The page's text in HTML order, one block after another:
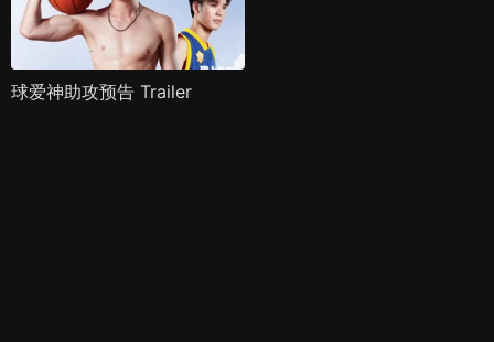
球爱神助攻预告 Trailer